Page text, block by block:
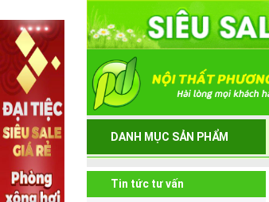
DANH MỤC SẢN PHẨM
Tin tức tư vấn